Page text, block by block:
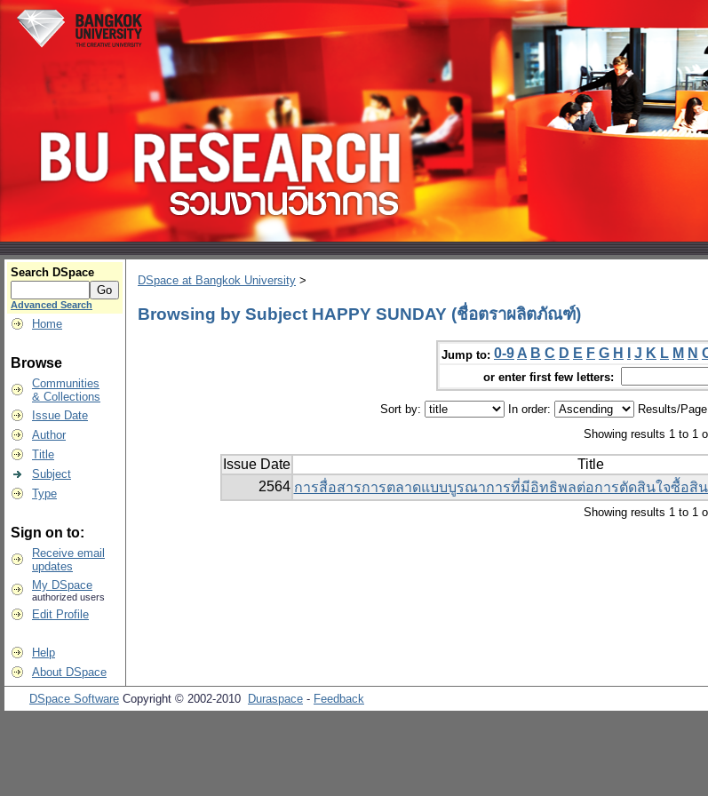
Search DSpace
Advanced Search
Home
Browse
Communities
& Collections
Issue Date
Author
Title
Subject
Type
Sign on to:
Receive email
updates
My DSpace
authorized users
Edit Profile
Help
About DSpace
DSpace at Bangkok University >
Browsing by Subject HAPPY SUNDAY (ชื่อตราผลิตภัณฑ์)
Jump to: 0-9 A B C D E F G H J K L M N
or enter first few letters:
Sort by: In order: Results/Page
Showing results 1 to 1
Issue Date Title
2564 การสื่อสารการตลาดแบบบูรณาการที่มีอิทธิพลต่อการตัดสินใจซื้อสิน
Showing results 1 to 1
DSpace Software Copyright © 2002-2010 Duraspace - Feedback